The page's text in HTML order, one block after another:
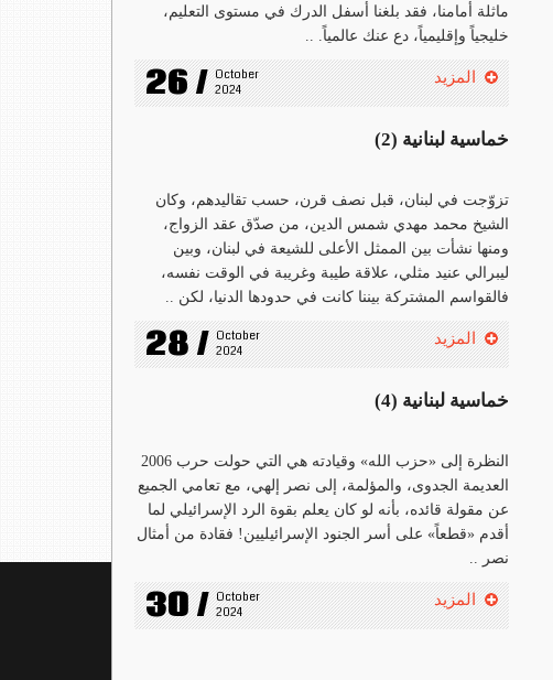
ماثلة أمامنا، فقد بلغنا أسفل الدرك في مستوى التعليم،
خليجياً وإقليمياً، دع عنك عالمياً. ..
26 / October
2024
المزيد
خماسية لبنانية (2)
تزوّجت في لبنان، قبل نصف قرن، حسب تقاليدهم، وكان
الشيخ محمد مهدي شمس الدين، من صدّق عقد الزواج،
ومنها نشأت بين الممثل الأعلى للشيعة في لبنان، وبين
ليبرالي عنيد مثلي، علاقة طيبة وغريبة في الوقت نفسه،
فالقواسم المشتركة بيننا كانت في حدودها الدنيا، لكن ..
28 / October
2024
المزيد
خماسية لبنانية (4)
النظرة إلى «حزب الله» وقيادته هي التي حولت حرب 2006
العديمة الجدوى، والمؤلمة، إلى نصر إلهي، مع تعامي الجميع
عن مقولة قائده، بأنه لو كان يعلم بقوة الرد الإسرائيلي لما
أقدم «قطعاً» على أسر الجنود الإسرائيليين! فقادة من أمثال
نصر ..
30 / October
2024
المزيد